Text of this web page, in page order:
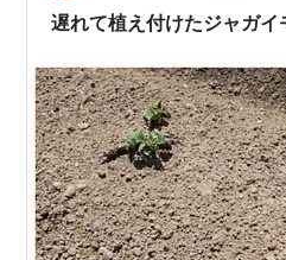
遅れて植え付けたジャガイ